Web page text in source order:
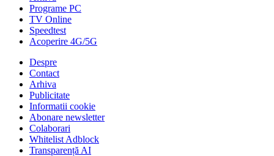
Programe PC
TV Online
Speedtest
Acoperire 4G/5G
Despre
Contact
Arhiva
Publicitate
Informatii cookie
Abonare newsletter
Colaborari
Whitelist Adblock
Transparență AI